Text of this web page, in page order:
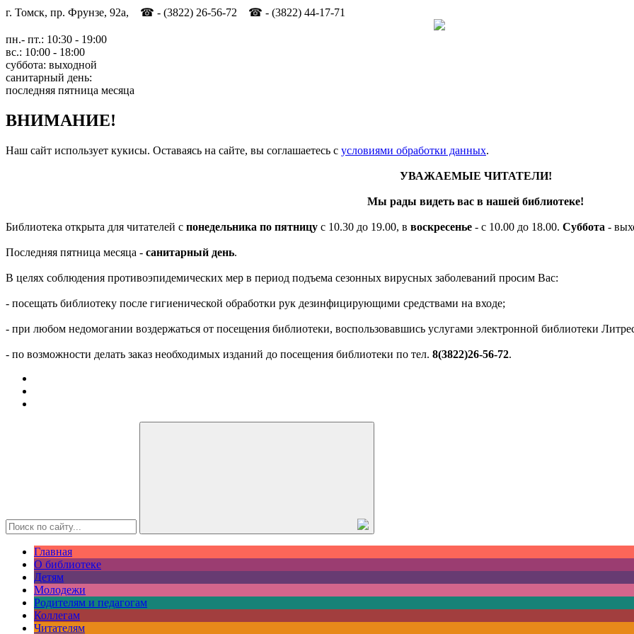
г. Томск, пр. Фрунзе, 92а, ☎ - (3822) 26-56-72 ☎ - (3822) 44-17-71
пн.- пт.: 10:30 - 19:00
вс.: 10:00 - 18:00
суббота: выходной
санитарный день:
последняя пятница месяца
ВНИМАНИЕ!
Наш сайт использует кукисы. Оставаясь на сайте, вы соглашаетесь c условиями обработки данных.
УВАЖАЕМЫЕ ЧИТАТЕЛИ!
Мы рады видеть вас в нашей библиотеке!
Библиотека открыта для читателей с понедельника по пятницу с 10.30 до 19.00, в воскресенье - с 10.00 до 18.00. Суббота -
Последняя пятница месяца - санитарный день.
В целях соблюдения противоэпидемических мер в период подъема сезонных вирусных заболеваний просим Вас:
- посещать библиотеку после гигиенической обработки рук дезинфицирующими средствами на входе;
- при любом недомогании воздержаться от посещения библиотеки, воспользовавшись услугами электронной библиотеки
- по возможности делать заказ необходимых изданий до посещения библиотеки по тел. 8(3822)26-56-72.
Главная
О библиотеке
Детям
Молодежи
Родителям и педагогам
Коллегам
Читателям